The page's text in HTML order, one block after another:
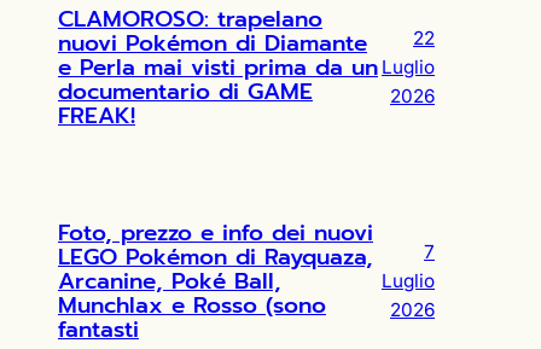
CLAMOROSO: trapelano
nuovi Pokémon di Diamante
e Perla mai visti prima da un
documentario di GAME
FREAK!
22
Luglio
2026
Foto, prezzo e info dei nuovi
LEGO Pokémon di Rayquaza,
Arcanine, Poké Ball,
Munchlax e Rosso (sono
fantasti
7
Luglio
2026